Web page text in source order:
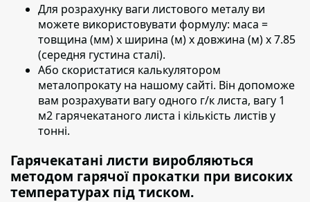
Для розрахунку ваги листового металу ви
можете використовувати формулу: маса =
товщина (мм) х ширина (м) х довжина (м) х 7.85
(середня густина сталі).
Або скористатися калькулятором
металопрокату на нашому сайті. Він допоможе
вам розрахувати вагу одного г/к листа, вагу 1
м2 гарячекатаного листа і кількість листів у
тонні.
Гарячекатані листи виробляються
методом гарячої прокатки при високих
температурах під тиском.